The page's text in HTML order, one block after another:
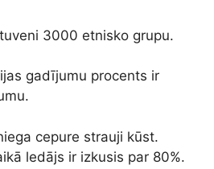
3000 etnisko grupu.
gadījumu procents ir
cepure strauji kūst.
ledājs ir izkusis par 80%.